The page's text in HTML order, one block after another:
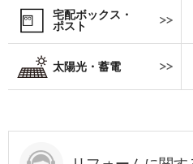
宅配ボックス・
ポスト
太陽光・蓄電